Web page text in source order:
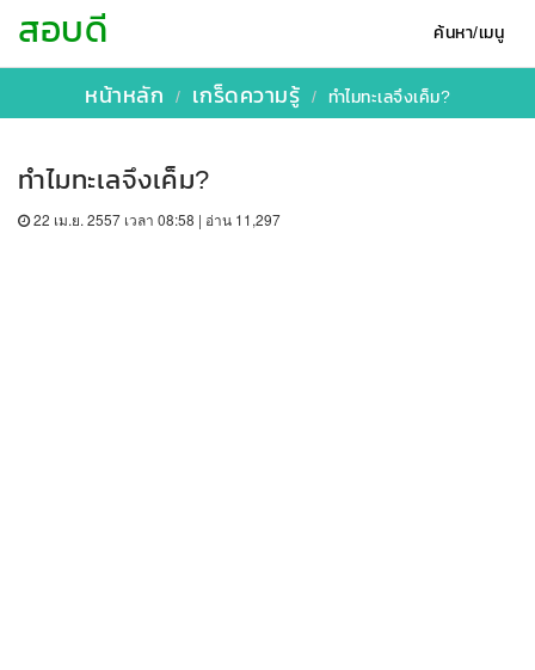
ค้นหา/เมนู
สอบดี
หน้าหลัก เกร็ดความรู้ ทำไมทะเลจึงเค็ม?
ทำไมทะเลจึงเค็ม?
22 เม.ย. 2557 เวลา 08:58 | อ่าน 11,297